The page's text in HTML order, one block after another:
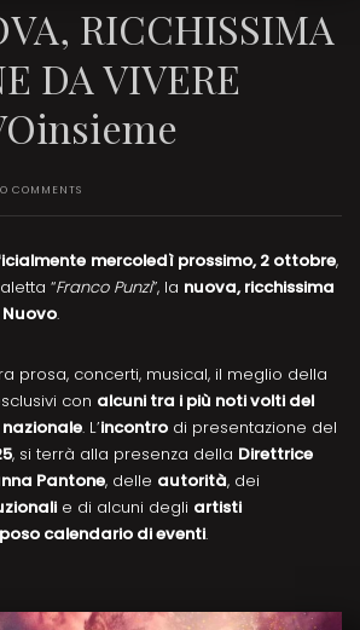
RICCHISSIMA
DA VIVERE
COMMENTS
mercoledì prossimo, 2 ottobre,
“Franco Punzi”, la nuova, ricchissima
.
prosa, concerti, musical, il meglio della
con alcuni tra i più noti volti del
. L’incontro di presentazione del
, si terrà alla presenza della Direttrice
Pantone, delle autorità, dei
e di alcuni degli artisti
calendario di eventi.